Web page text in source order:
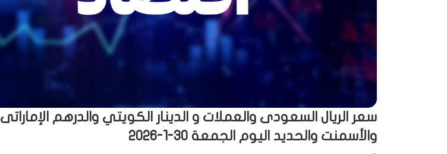
سعر الريال السعودى والعملات و الدينار الكويتي والدرهم الإماراتى
والأسمنت والحديد اليوم الجمعة 30-1-2026